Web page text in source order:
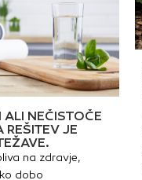
NEČISTOČE
REŠITEV JE
na zdravje,
dobo